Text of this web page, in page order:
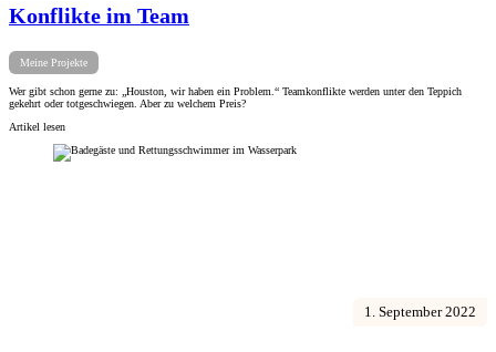
Konflikte im Team
Meine Projekte
Wer gibt schon gerne zu: „Houston, wir haben ein Problem.“ Teamkonflikte werden unter den Teppich
gekehrt oder totgeschwiegen. Aber zu welchem Preis?
Artikel lesen
1. September 2022